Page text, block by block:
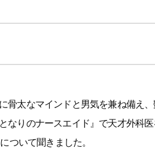
骨太なマインドと男気を兼ね備え
なりのナースエイド』で天才外科
ついて聞きました。